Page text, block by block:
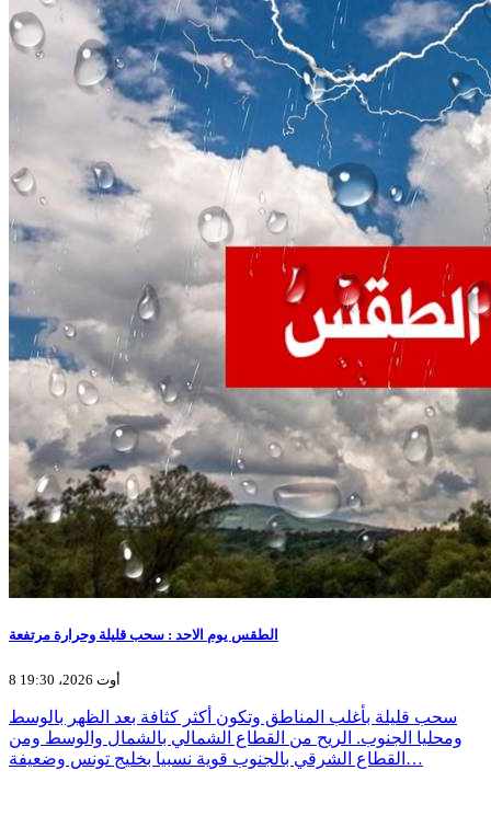
الطقس يوم الاحد : سحب قليلة وحرارة مرتفعة
8 أوت 2026، 19:30
سحب قليلة بأغلب المناطق وتكون أكثر كثافة بعد الظهر بالوسط
ومحليا الجنوب. الريح من القطاع الشمالي بالشمال والوسط ومن
القطاع الشرقي بالجنوب قوية نسبيا بخليج تونس وضعيفة…